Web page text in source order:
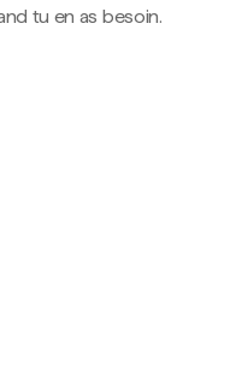
tu en as besoin.